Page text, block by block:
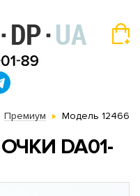
Премиум Модель 12466
DA01-